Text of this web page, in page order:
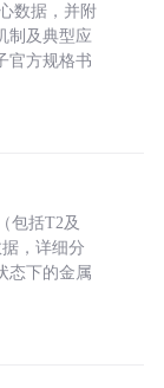
数据，并附
制及典型应
官方规格书
包括T2及
，详细分
态下的金属